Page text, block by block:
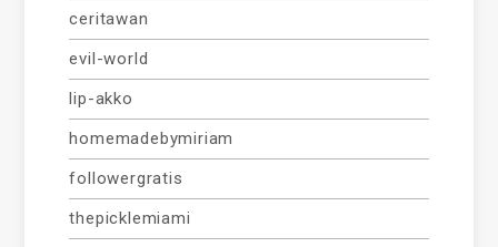
ceritawan
evil-world
lip-akko
homemadebymiriam
followergratis
thepicklemiami